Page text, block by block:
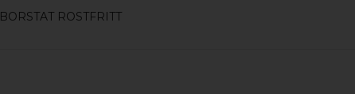
BORSTAT ROSTFRITT